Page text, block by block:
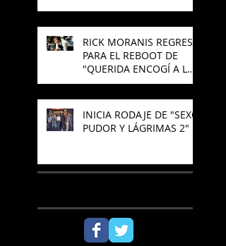
PREPARAN NUEVA
RICK MORANIS REGRESA
PARA EL REBOOT DE
"QUERIDA ENCOGÍ A LOS
NIÑOS"
INICIA RODAJE DE "SEXO,
PUDOR Y LÁGRIMAS 2"